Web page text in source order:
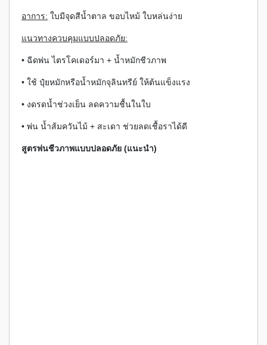
อาการ: ใบมีจุดสีน้ำตาล ขอบไหม้ ใบหล่นง่าย
แนวทางควบคุมแบบปลอดภัย:
• ฉีดพ่น ไตรโคเดอร์มา + น้ำหมักชีวภาพ
• ใช้ ปุ๋ยหมักหรือน้ำหมักจุลินทรีย์ ให้ต้นแข็งแรง
• งดรดน้ำช่วงเย็น ลดความชื้นในใบ
• พ่น น้ำส้มควันไม้ + สะเดา ช่วยลดเชื้อราได้ดี
สูตรพ่นชีวภาพแบบปลอดภัย (แนะนำ)